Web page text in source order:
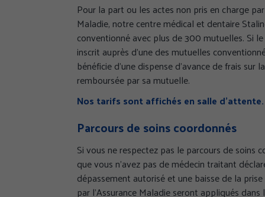
Pour la part ou les actes non pris en charge
Maladie, notre centre médical et dentaire
conventionné avec plus de 300 mutuelles. Si
inscrit auprès d’une des mutuelles
bénéficie d’une dispense d’avance de frais sur
remboursée par sa mutuelle.
Nos tarifs sont affichés en salle d’attente.
Parcours de soins coordonnés
Si vous ne respectez pas le parcours de soins
que vous n’avez pas de médecin traitant
dépassement autorisé et une baisse de la
par l’Assurance Maladie seront appliqués